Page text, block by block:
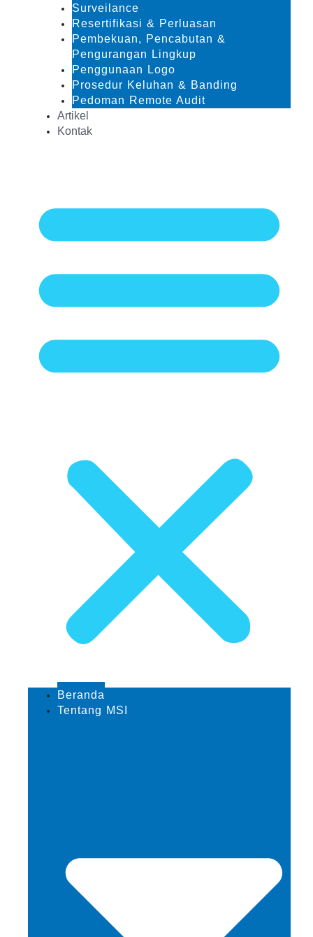
Surveilance
Resertifikasi & Perluasan
Pembekuan, Pencabutan &
Pengurangan Lingkup
Penggunaan Logo
Prosedur Keluhan & Banding
Pedoman Remote Audit
Artikel
Kontak
Beranda
Tentang MSI